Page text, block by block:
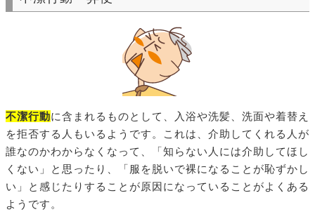
不潔行動に含まれるものとして、入浴や洗髪、洗面や着替え
を拒否する人もいるようです。これは、介助してくれる人が
誰なのかわからなくなって、「知らない人には介助してほし
くない」と思ったり、「服を脱いで裸になることが恥ずかし
い」と感じたりすることが原因になっていることがよくある
ようです。